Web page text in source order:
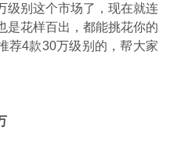
别这个市场了，现在就连
是花样百出，都能挑花你的
荐4款30万级别的，帮大家